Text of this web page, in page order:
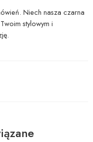
Niech nasza czarna
stylowym i